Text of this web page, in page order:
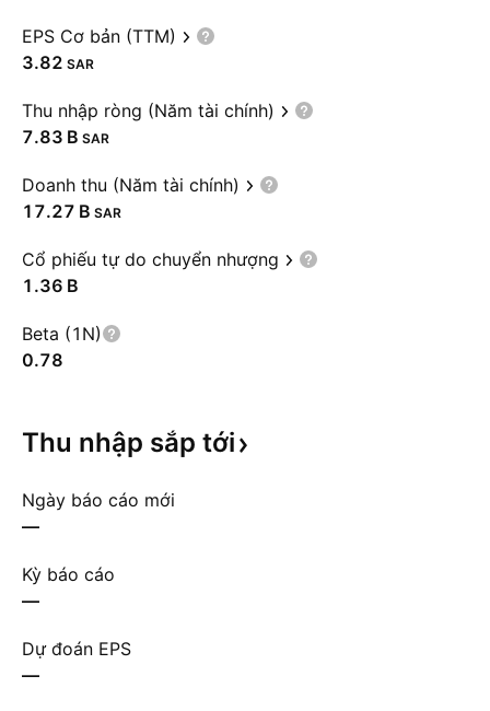
EPS Cơ bản (TTM)
3.82 SAR
Thu nhập ròng (Năm tài chính)
‪7.83 B‬ SAR
Doanh thu (Năm tài chính)
‪17.27 B‬ SAR
Cổ phiếu tự do chuyển nhượng
‪1.36 B‬
Beta (1N)
0.78
Thu nhập sắp tới
Ngày báo cáo mới
—
Kỳ báo cáo
—
Dự đoán EPS
—